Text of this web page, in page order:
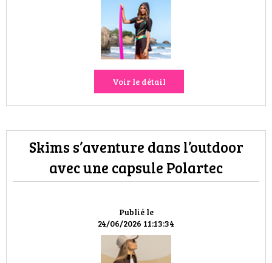
Voir le détail
Publié le
24/06/2026 11:13:34
Skims s’aventure dans l’outdoor
avec une capsule Polartec